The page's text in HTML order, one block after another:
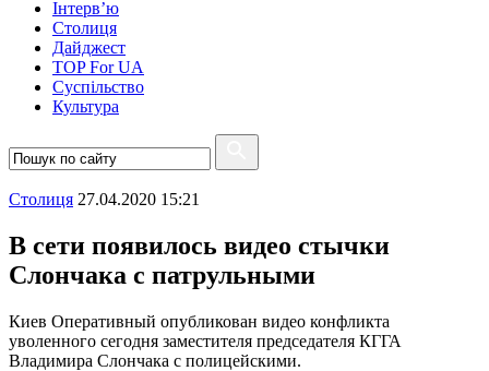
Інтерв’ю
Столиця
Дайджест
TOP For UA
Суспiльство
Культура
Столиця 27.04.2020 15:21
В сети появилось видео стычки
Слончака с патрульными
Киев Оперативный опубликован видео конфликта
уволенного сегодня заместителя председателя КГГА
Владимира Слончака с полицейскими.